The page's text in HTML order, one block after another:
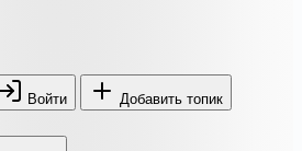
Войти Добавить топик